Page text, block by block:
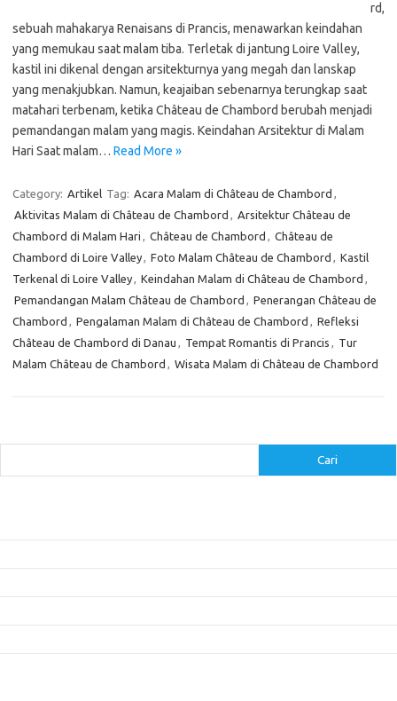
rd,
sebuah mahakarya Renaisans di Prancis, menawarkan keindahan
yang memukau saat malam tiba. Terletak di jantung Loire Valley,
kastil ini dikenal dengan arsitekturnya yang megah dan lanskap
yang menakjubkan. Namun, keajaiban sebenarnya terungkap saat
matahari terbenam, ketika Château de Chambord berubah menjadi
pemandangan malam yang magis. Keindahan Arsitektur di Malam
Hari Saat malam… Read More »
Category: Artikel Tag: Acara Malam di Château de Chambord ,
Aktivitas Malam di Château de Chambord , Arsitektur Château de
Chambord di Malam Hari , Château de Chambord , Château de
Chambord di Loire Valley, Foto Malam Château de Chambord , Kastil
Terkenal di Loire Valley, Keindahan Malam di Château de Chambord ,
Pemandangan Malam Château de Chambord , Penerangan Château de
Chambord , Pengalaman Malam di Château de Chambord , Refleksi
Château de Chambord di Danau , Tempat Romantis di Prancis , Tur
Malam Château de Chambord , Wisata Malam di Château de Chambord
Cari